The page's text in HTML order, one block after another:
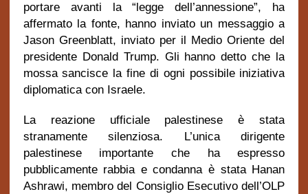
portare avanti la “legge dell’annessione”, ha
affermato la fonte, hanno inviato un messaggio a
Jason Greenblatt, inviato per il Medio Oriente del
presidente Donald Trump. Gli hanno detto che la
mossa sancisce la fine di ogni possibile iniziativa
diplomatica con Israele.
La reazione ufficiale palestinese è stata
stranamente silenziosa. L’unica dirigente
palestinese importante che ha espresso
pubblicamente rabbia e condanna è stata Hanan
Ashrawi, membro del Consiglio Esecutivo dell’OLP